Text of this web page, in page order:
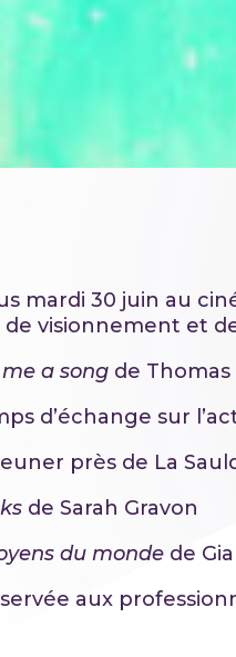
mardi 30 juin au
visionnement et
a song de
d’échange sur
près de La
de Sarah Gravon
du monde de
aux